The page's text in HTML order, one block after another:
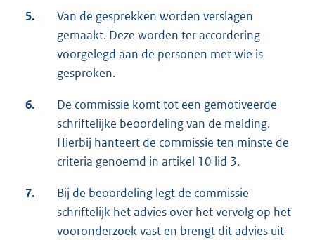
5.
Van de gesprekken worden verslagen
gemaakt. Deze worden ter accordering
voorgelegd aan de personen met wie is
gesproken.
6.
De commissie komt tot een gemotiveerde
schriftelijke beoordeling van de melding.
Hierbij hanteert de commissie ten minste de
criteria genoemd in artikel 10 lid 3.
7.
Bij de beoordeling legt de commissie
schriftelijk het advies over het vervolg op het
vooronderzoek vast en brengt dit advies uit